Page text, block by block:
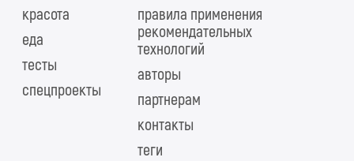
красота
еда
тесты
спецпроекты
правила применения
рекомендательных
технологий
авторы
партнерам
контакты
теги